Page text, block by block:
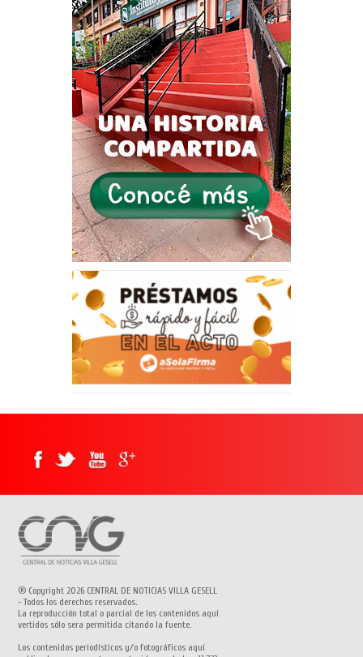
® Copyright 2026 CENTRAL DE NOTICIAS VILLA GESELL
- Todos los derechos reservados.
La reproducción total o parcial de los contenidos aquí
vertidos sólo sera permitida citando la fuente.
Los contenidos periodísticos y/o fotográficos aquí